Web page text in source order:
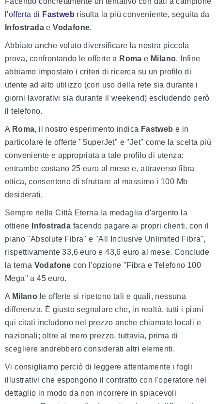
l'offerta di Fastweb risulta la più conveniente, seguita da
Infostrada eVodafone.
Abbiato anche voluto diversificare la nostra piccola
prova, confrontando le offerte a Roma e Milano. Infine
abbiamo impostato i criteri di ricerca su un profilo di
utente ad alto utilizzo (con uso della rete sia durante i
giorni lavorativi sia durante il weekend) escludendo però
il telefono.
A Roma, il nostro esperimento indica Fastweb e in
particolare le offerte "SuperJet" e "Jet" come la scelta più
conveniente e appropriata a tale profilo di utenza:
entrambe costano 25 euro al mese e, attraverso fibra
ottica, consentono di sfruttare al massimo i 100 Mb
desiderati.
Sempre nella Città Eterna la medaglia d'argento la
ottiene
Infostrada facendo pagare ai propri clienti, con il
piano "Absolute Fibra" e "All Inclusive Unlimited Fibra",
rispettivamente 33,6 euro e 43,6 euro al mese. Conclude
la terna Vodafone con l'opzione "Fibra e Telefono 100
Mega" a 45 euro.
A Milano le offerte si ripetono tali e quali, nessuna
differenza. È giusto segnalare che, in realtà, tutti i piani
qui citati includono nel prezzo anche chiamate locali e
nazionali; oltre al mero prezzo, tuttavia, prima di
scegliere andrebbero considerati altri elementi.
Vi consigliamo perciò di leggere attentamente i fogli
illustrativi che espongono il contratto con l'operatore nel
dettaglio in modo da non incorrere in spiacevoli